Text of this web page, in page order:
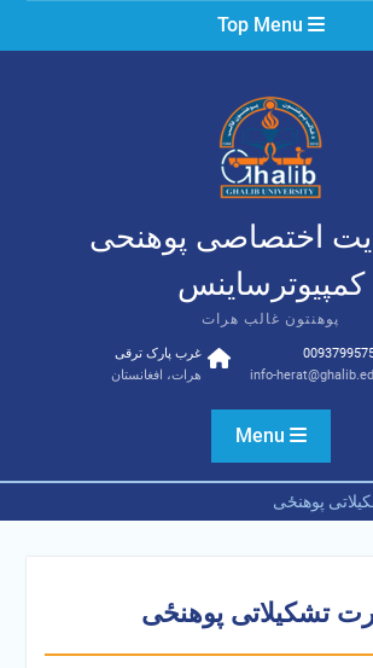
Top Menu
اختصاصی پوهنحی
کمپیوترساینس
پوهنتون غالب هرات
info-
غرب پارک ترقی
هرات، افغانستان
Menu
پوهنځی
تشکیلاتی پوهنځی